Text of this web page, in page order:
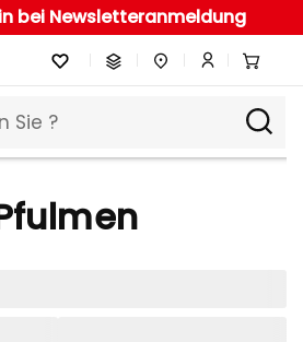
bei Newsletteranmeldung